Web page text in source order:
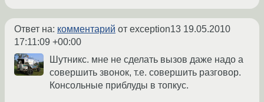
Ответ на: комментарий от exception13 19.05.2010
17:11:09 +00:00
Шутникс. мне не сделать вызов даже надо а
совершить звонок, т.е. совершить разговор.
Консольные приблуды в топкус.